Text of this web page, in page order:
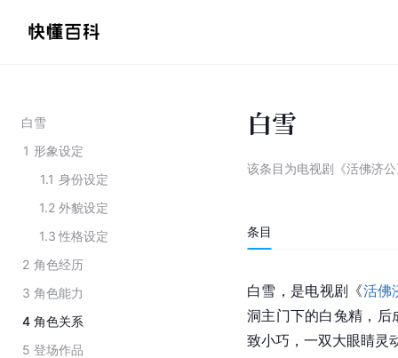
白雪
1 形象设定
1.1 身份设定
1.2 外貌设定
1.3 性格设定
2 角色经历
3 角色能力
4 角色关系
5 登场作品
白雪
该条目为电视剧《活佛济
条目
白雪，是电视剧《活佛
洞主门下的白兔精，后
致小巧，一双大眼睛灵